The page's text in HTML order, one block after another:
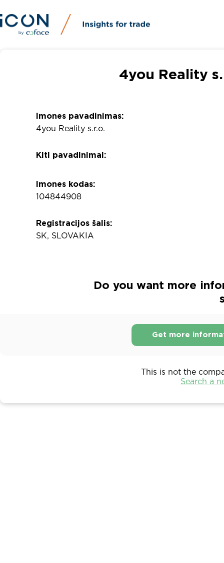
4you Reality
Imones pavadinimas:
4you Reality s.r.o.
Kiti pavadinimai:
Imones kodas:
104844908
Registracijos šalis:
SK, SLOVAKIA
Do you want more
Get more
This is not the
Search a